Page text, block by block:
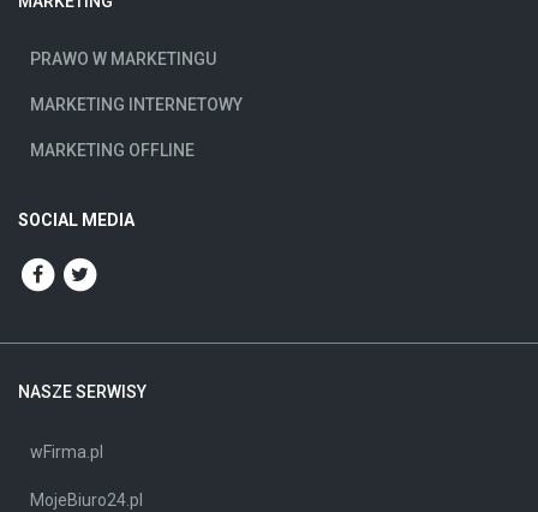
PRAWO W MARKETINGU
MARKETING INTERNETOWY
MARKETING OFFLINE
SOCIAL MEDIA
NASZE SERWISY
wFirma.pl
MojeBiuro24.pl